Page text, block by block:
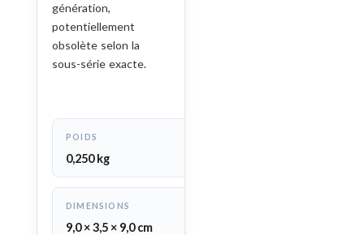
génération,
potentiellement
obsolète selon la
sous-série exacte.
POIDS
0,250 kg
DIMENSIONS
9,0 × 3,5 × 9,0 cm